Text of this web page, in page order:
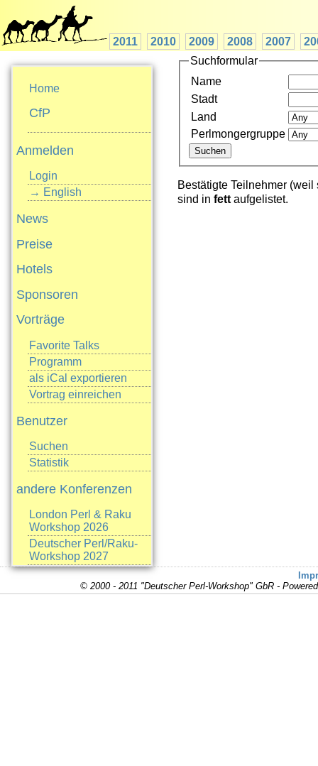
2011 2010 2009 2008 2007
Home
CfP
Anmelden
Login
→ English
News
Preise
Hotels
Sponsoren
Vorträge
Favorite Talks
Programm
als iCal exportieren
Vortrag einreichen
Benutzer
Suchen
Statistik
andere Konferenzen
London Perl & Raku
Workshop 2026
Deutscher Perl/Raku-
Workshop 2027
Suchformular
Name
Stadt
Land
Perlmongergruppe
Bestätigte Teilnehmer
sind in fett aufgelistet.
© 2000 - 2011 "Deutscher Perl-Workshop" GbR -